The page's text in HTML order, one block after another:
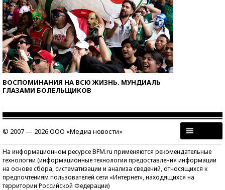
ВОСПОМИНАНИЯ НА ВСЮ ЖИЗНЬ. МУНДИАЛЬ
ГЛАЗАМИ БОЛЕЛЬЩИКОВ
© 2007 — 2026 ООО «Медиа новости»
На информационном ресурсе BFM.ru применяются рекомендательные
технологии (информационные технологии предоставления информации
на основе сбора, систематизации и анализа сведений, относящихся к
предпочтениям пользователей сети «Интернет», находящихся на
территории Российской Федерации)